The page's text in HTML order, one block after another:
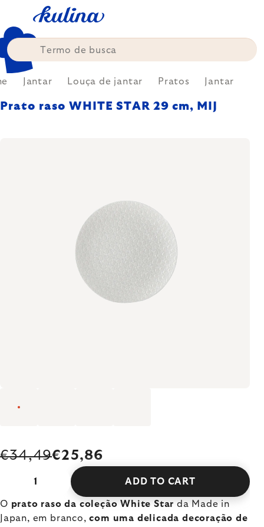
content
Jantar Louça de jantar Pratos Jantar
Prato raso WHITE STAR 29 cm, MIJ
€34,49€25,86
ADD TO CART
O prato raso da coleção White Starda Made in
Japan, em branco,com uma delicada decoração de